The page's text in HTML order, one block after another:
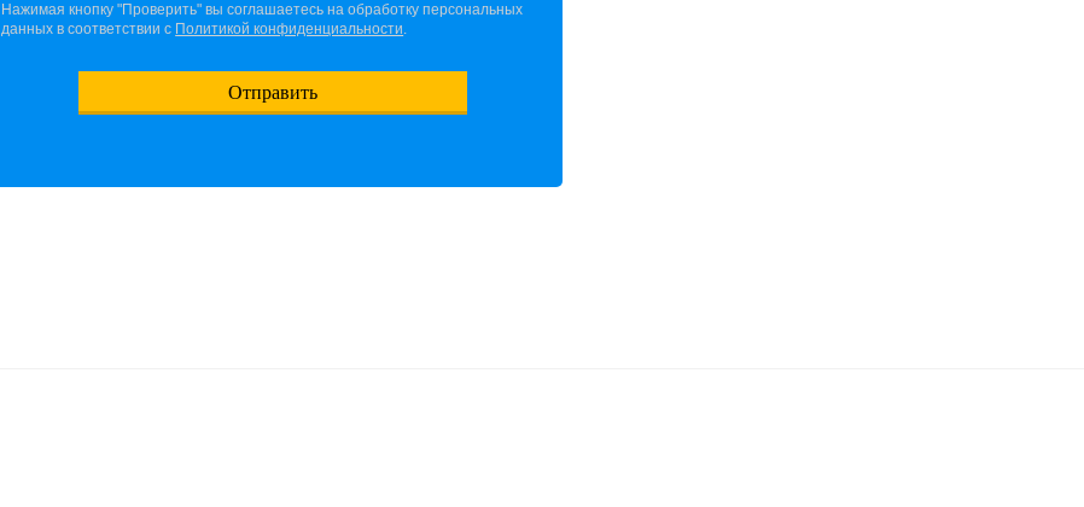
Нажимая кнопку "Проверить" вы соглашаетесь на обработку персональных
данных в соответствии с Политикой конфиденциальности.
Отправить